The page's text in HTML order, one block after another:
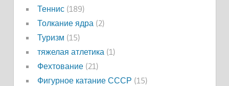
Теннис(189)
Толкание ядра (2)
Туризм (15)
тяжелая атлетика (1)
Фехтование(21)
Фигурное катание СССР (15)